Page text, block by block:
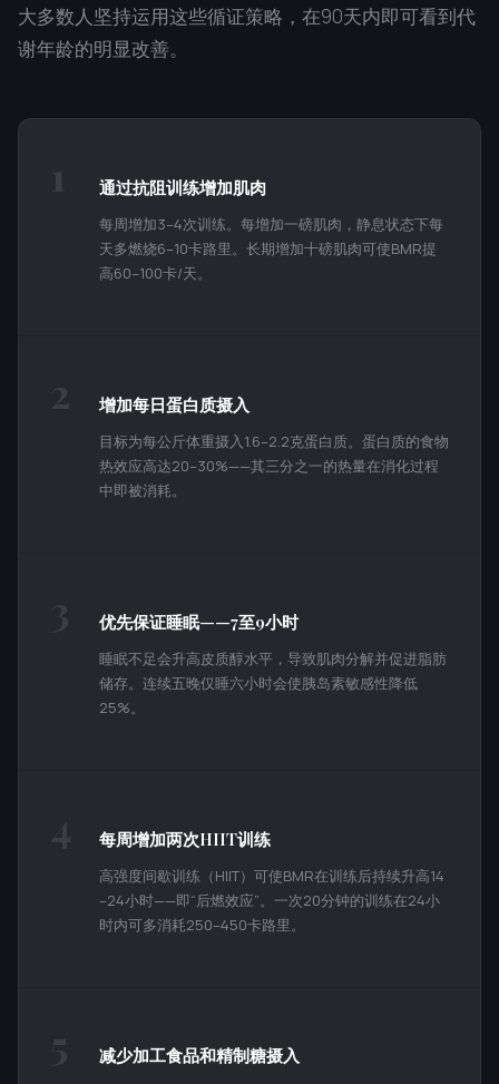
大多数人坚持运用这些循证策略，在90天内即可看到代
谢年龄的明显改善。
通过抗阻训练增加肌肉
每周增加3–4次训练。每增加一磅肌肉，静息状态下每
天多燃烧6–10卡路里。长期增加十磅肌肉可使BMR提
高60–100卡/天。
增加每日蛋白质摄入
目标为每公斤体重摄入1.6–2.2克蛋白质。蛋白质的食物
热效应高达20–30%——其三分之一的热量在消化过程
中即被消耗。
优先保证睡眠——7至9小时
睡眠不足会升高皮质醇水平，导致肌肉分解并促进脂肪
储存。连续五晚仅睡六小时会使胰岛素敏感性降低
25%。
每周增加两次HIIT训练
高强度间歇训练（HIIT）可使BMR在训练后持续升高14
–24小时——即“后燃效应”。一次20分钟的训练在24小
时内可多消耗250–450卡路里。
减少加工食品和精制糖摄入